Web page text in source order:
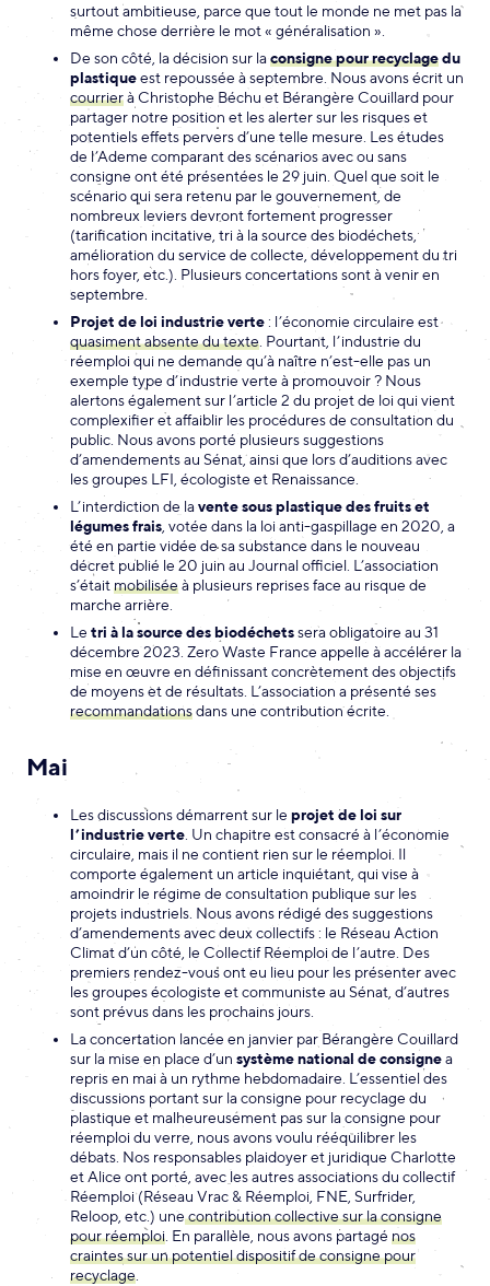
surtout ambitieuse, parce que tout le monde ne met pas la
même chose derrière le mot « généralisation ».
De son côté, la décision sur laconsigne pour recyclagedu
plastiqueest repoussée à septembre. Nous avons écrit un
courrierà Christophe Béchu et Bérangère Couillard pour
partager notre position et les alerter sur les risques et
potentiels effets pervers d’une telle mesure. Les études
de l’Ademe comparant des scénarios avec ou sans
consigne ont été présentées le 29 juin. Quel que soit le
scénario qui sera retenu par le gouvernement, de
nombreux leviers devront fortement progresser
(tarification incitative, tri à la source des biodéchets,
amélioration du service de collecte, développement du tri
hors foyer, etc.). Plusieurs concertations sont à venir en
septembre.
Projet de loi industrie verte : l’économie circulaire est
quasiment absente du texte . Pourtant, l’industrie du
réemploi qui ne demande qu’à naître n’est-elle pas un
exemple type d’industrie verte à promouvoir ? Nous
alertons également sur l’article 2 du projet de loi qui vient
complexifier et affaiblir les procédures de consultation du
public. Nous avons porté plusieurs suggestions
d’amendements au Sénat, ainsi que lors d’auditions avec
les groupes LFI, écologiste et Renaissance.
L’interdiction de lavente sous plastique des fruits et
légumes frais , votée dans la loi anti-gaspillage en 2020, a
été en partie vidée de sa substance dans le nouveau
décret publié le 20 juin au Journal officiel. L’association
s’était mobiliséeà plusieurs reprises face au risque de
marche arrière.
Le tri à la source des biodéchetssera obligatoire au 31
décembre 2023. Zero Waste France appelle à accélérer la
mise en œuvre en définissant concrètement des objectifs
de moyens et de résultats. L’association a présenté ses
recommandationsdans une contribution écrite.
Mai
Les discussions démarrent sur le projet de loi sur
l’industrie verte . Un chapitre est consacré à l’économie
circulaire, mais il ne contient rien sur le réemploi. Il
comporte également un article inquiétant, qui vise à
amoindrir le régime de consultation publique sur les
projets industriels. Nous avons rédigé des suggestions
d’amendements avec deux collectifs : le Réseau Action
Climat d’un côté, le Collectif Réemploi de l’autre. Des
premiers rendez-vous ont eu lieu pour les présenter avec
les groupes écologiste et communiste au Sénat, d’autres
sont prévus dans les prochains jours.
La concertation lancée en janvier par Bérangère Couillard
sur la mise en place d’un système national de consignea
repris en mai à un rythme hebdomadaire. L’essentiel des
discussions portant sur la consigne pour recyclage du
plastique et malheureusement pas sur la consigne pour
réemploi du verre, nous avons voulu rééquilibrer les
débats. Nos responsables plaidoyer et juridique Charlotte
et Alice ont porté, avec les autres associations du collectif
Réemploi (Réseau Vrac & Réemploi, FNE, Surfrider,
Reloop, etc.) unecontribution collective sur la consigne
pour réemploi . En parallèle, nous avons partagé nos
craintes sur un potentiel dispositif de consigne pour
recyclage